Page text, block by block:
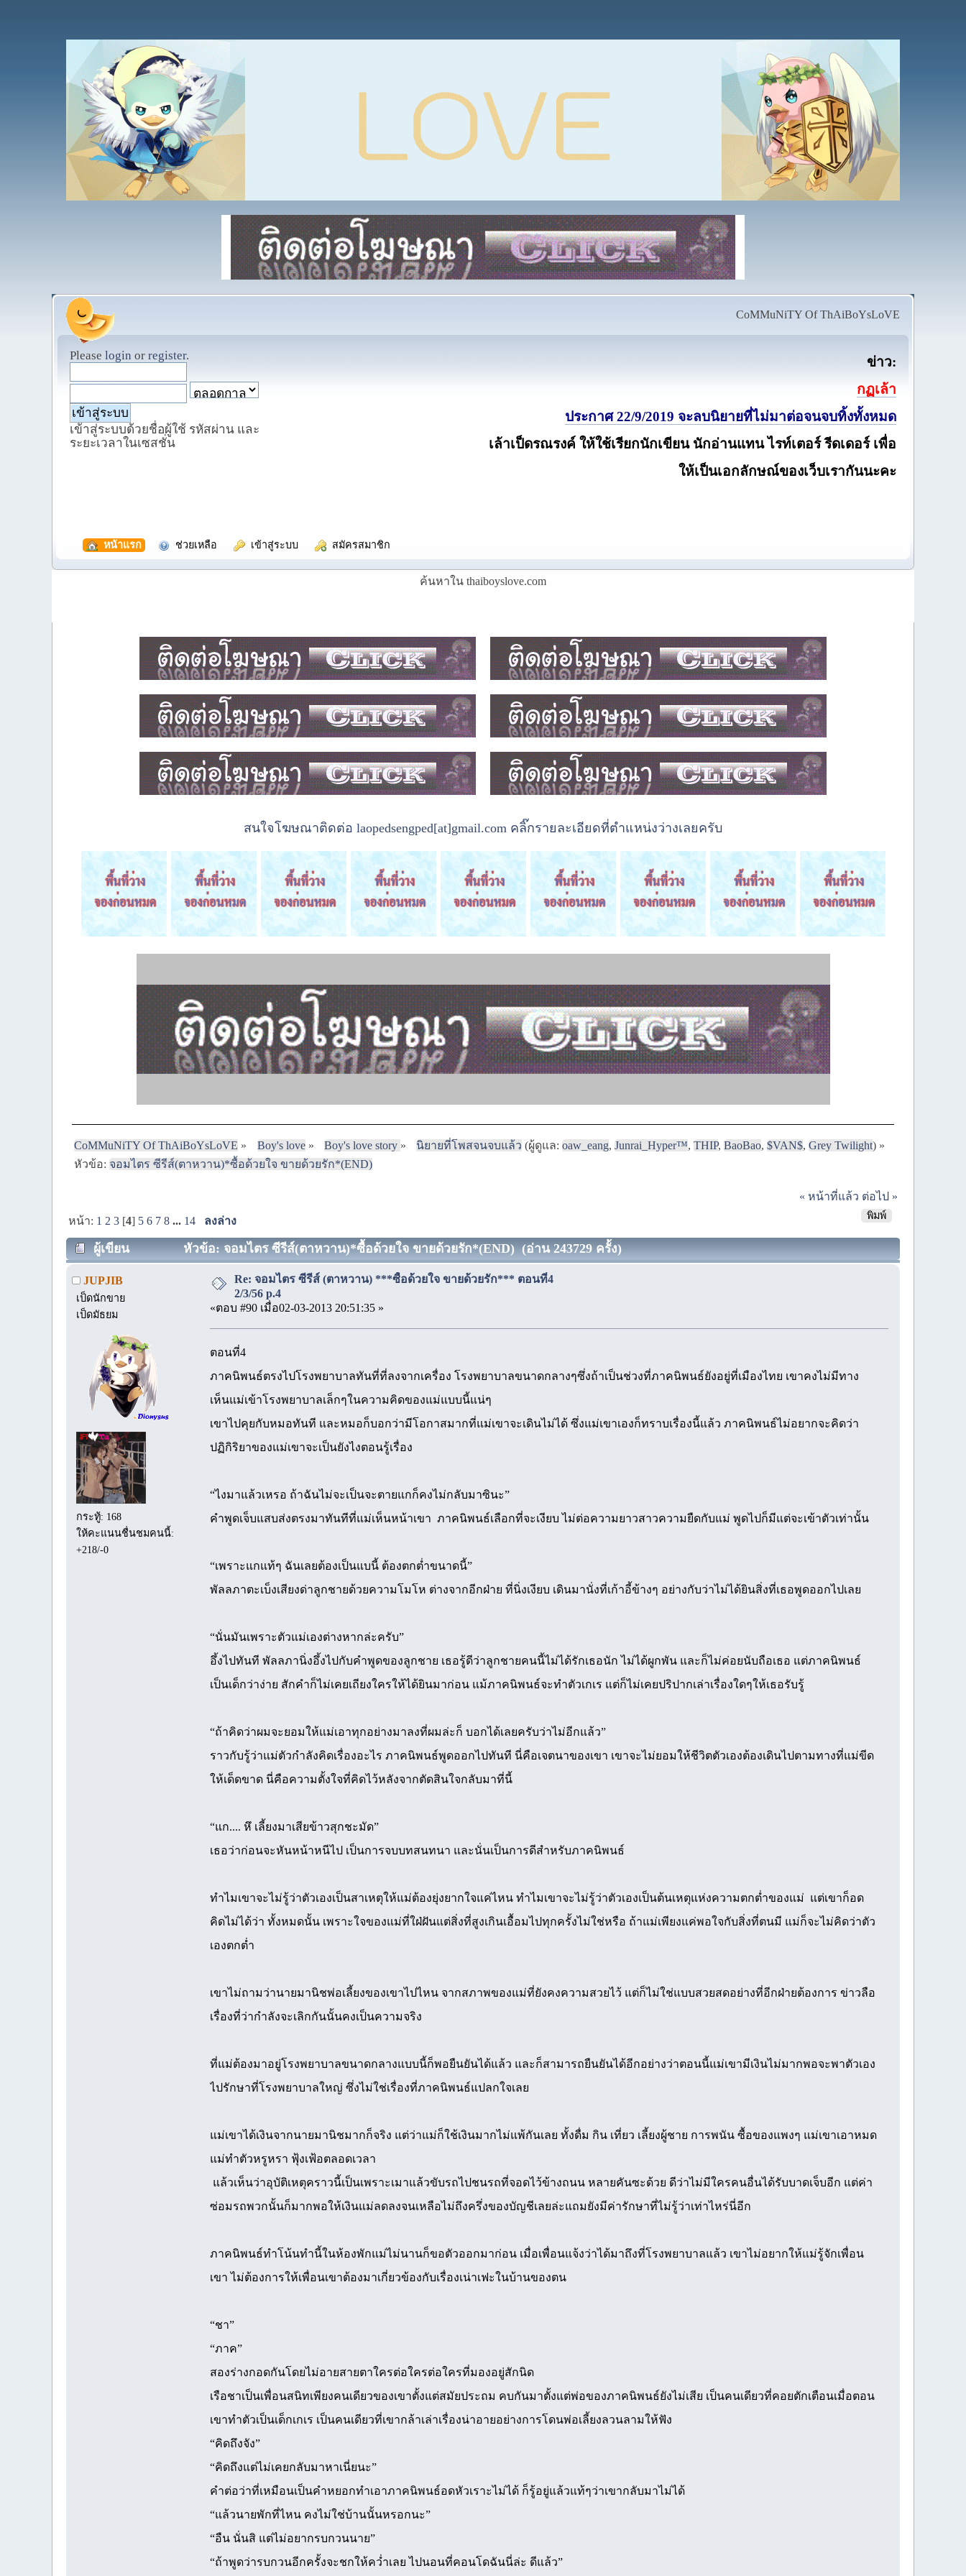
CoMMuNiTY Of ThAiBoYsLoVE
Please login or register.
เข้าสู่ระบบด้วยชื่อผู้ใช้ รหัสผ่าน และ
ระยะเวลาในเซสชั่น
ข่าว:
กฏเล้า
ประกาศ 22/9/2019 จะลบนิยายที่ไม่มาต่อจนจบทิ้งทั้งหมด
เล้าเป็ดรณรงค์ ให้ใช้เรียกนักเขียน นักอ่านแทน ไรท์เตอร์ รีดเดอร์ เพื่อ
ให้เป็นเอกลักษณ์ของเว็บเรากันนะคะ
หน้าแรก ช่วยเหลือ เข้าสู่ระบบ สมัครสมาชิก
ค้นหาใน thaiboyslove.com
สนใจโฆษณาติดต่อ laopedsengped[at]gmail.com คลิ๊กรายละเอียดที่ตำแหน่งว่างเลยครับ
CoMMuNiTY Of ThAiBoYsLoVE » Boy's love» Boy's love story » นิยายที่โพสจนจบแล้ว (ผู้ดูแล:oaw_eang,Junrai_Hyper™,THIP,BaoBao,$VAN$,Grey Twilight) »
หัวข้อ:จอมไตร ซีรีส์(ตาหวาน)*ซื้อด้วยใจ ขายด้วยรัก*(END)
« หน้าที่แล้ว ต่อไป »
พิมพ์
หน้า: 1 2 3 [4] 5 6 7 8 ... 14 ลงล่าง
ผู้เขียน หัวข้อ: จอมไตร ซีรีส์(ตาหวาน)*ซื้อด้วยใจ ขายด้วยรัก*(END) (อ่าน 243729 ครั้ง)
JUPJIB
เป็ดนักขาย
เป็ดมัธยม
กระทู้: 168
ให้คะแนนชื่นชมคนนี้:
+218/-0
Re: จอมไตร ซีรีส์ (ตาหวาน) ***ซื้อด้วยใจ ขายด้วยรัก*** ตอนที่4
2/3/56 p.4
«ตอบ #90 เมื่อ02-03-2013 20:51:35 »
ตอนที่4
ภาคนิพนธ์ตรงไปโรงพยาบาลทันที่ที่ลงจากเครื่อง โรงพยาบาลขนาดกลางๆซึ่งถ้าเป็นช่วงที่ภาคนิพนธ์ยังอยู่ที่เมืองไทย เขาคงไม่มีทาง
เห็นแม่เข้าโรงพยาบาลเล็กๆในความคิดของแม่แบบนี้แน่ๆ
เขาไปคุยกับหมอทันที และหมอก็บอกว่ามีโอกาสมากที่แม่เขาจะเดินไม่ได้ ซึ่งแม่เขาเองก็ทราบเรื่องนี้แล้ว ภาคนิพนธ์ไม่อยากจะคิดว่า
ปฏิกิริยาของแม่เขาจะเป็นยังไงตอนรู้เรื่อง
“ไงมาแล้วเหรอ ถ้าฉันไม่จะเป็นจะตายแกก็คงไม่กลับมาซินะ”
คำพูดเจ็บแสบส่งตรงมาทันทีที่แม่เห็นหน้าเขา ภาคนิพนธ์เลือกที่จะเงียบ ไม่ต่อความยาวสาวความยืดกับแม่ พูดไปก็มีแต่จะเข้าตัวเท่านั้น
“เพราะแกแท้ๆ ฉันเลยต้องเป็นแบนี้ ต้องตกต่ำขนาดนี้”
พัลลภาตะเบ็งเสียงด่าลูกชายด้วยความโมโห ต่างจากอีกฝ่าย ที่นิ่งเงียบ เดินมานั่งที่เก้าอี้ข้างๆ อย่างกับว่าไม่ได้ยินสิ่งที่เธอพูดออกไปเลย
“นั่นมันเพราะตัวแม่เองต่างหากล่ะครับ”
อึ้งไปทันที พัลลภานิ่งอึ้งไปกับคำพูดของลูกชาย เธอรู้ดีว่าลูกชายคนนี้ไม่ได้รักเธอนัก ไม่ได้ผูกพัน และก็ไม่ค่อยนับถือเธอ แต่ภาคนิพนธ์
เป็นเด็กว่าง่าย สักคำก็ไม่เคยเถียงใครให้ได้ยินมาก่อน แม้ภาคนิพนธ์จะทำตัวเกเร แต่ก็ไม่เคยปริปากเล่าเรื่องใดๆให้เธอรับรู้
“ถ้าคิดว่าผมจะยอมให้แม่เอาทุกอย่างมาลงที่ผมล่ะก็ บอกได้เลยครับว่าไม่อีกแล้ว”
ราวกับรู้ว่าแม่ตัวกำลังคิดเรื่องอะไร ภาคนิพนธ์พูดออกไปทันที นี่คือเจตนาของเขา เขาจะไม่ยอมให้ชีวิตตัวเองต้องเดินไปตามทางที่แม่ขีด
ให้เด็ดขาด นี่คือความตั้งใจที่คิดไว้หลังจากตัดสินใจกลับมาที่นี้
“แก.... หึ เลี้ยงมาเสียข้าวสุกชะมัด”
เธอว่าก่อนจะหันหน้าหนีไป เป็นการจบบทสนทนา และนั่นเป็นการดีสำหรับภาคนิพนธ์
ทำไมเขาจะไม่รู้ว่าตัวเองเป็นสาเหตุให้แม่ต้องยุ่งยากใจแค่ไหน ทำไมเขาจะไม่รู้ว่าตัวเองเป็นต้นเหตุแห่งความตกต่ำของแม่ แต่เขาก็อด
คิดไม่ได้ว่า ทั้งหมดนั้น เพราะใจของแม่ที่ใฝ่ฝันแต่สิ่งที่สูงเกินเอื้อมไปทุกครั้งไม่ใช่หรือ ถ้าแม่เพียงแค่พอใจกับสิ่งที่ตนมี แม่ก็จะไม่คิดว่าตัว
เองตกต่ำ
เขาไม่ถามว่านายมานิชพ่อเลี้ยงของเขาไปไหน จากสภาพของแม่ที่ยังคงความสวยไว้ แต่ก็ไม่ใช่แบบสวยสดอย่างที่อีกฝ่ายต้องการ ข่าวลือ
เรื่องที่ว่ากำลังจะเลิกกันนั้นคงเป็นความจริง
ที่แม่ต้องมาอยู่โรงพยาบาลขนาดกลางแบบนี้ก็พอยืนยันได้แล้ว และก็สามารถยืนยันได้อีกอย่างว่าตอนนี้แม่เขามีเงินไม่มากพอจะพาตัวเอง
ไปรักษาที่โรงพยาบาลใหญ่ ซึ่งไม่ใช่เรื่องที่ภาคนิพนธ์แปลกใจเลย
แม่เขาได้เงินจากนายมานิชมากก็จริง แต่ว่าแม่ก็ใช้เงินมากไม่แพ้กันเลย ทั้งดื่ม กิน เที่ยว เลี้ยงผู้ชาย การพนัน ซื้อของแพงๆ แม่เขาเอาหมด
แม่ทำตัวหรูหรา ฟุ้งเฟ้อตลอดเวลา
แล้วเห็นว่าอุบัติเหตุคราวนี้เป็นเพราะเมาแล้วขับรถไปชนรถที่จอดไว้ข้างถนน หลายคันซะด้วย ดีว่าไม่มีใครคนอื่นได้รับบาดเจ็บอีก แต่ค่า
ซ่อมรถพวกนั้นก็มากพอให้เงินแม่ลดลงจนเหลือไม่ถึงครึ่งของบัญชีเลยล่ะแถมยังมีค่ารักษาที่ไม่รู้ว่าเท่าไหร่นี่อีก
ภาคนิพนธ์ทำโน้นทำนี้ในห้องพักแม่ไม่นานก็ขอตัวออกมาก่อน เมื่อเพื่อนแจ้งว่าได้มาถึงที่โรงพยาบาลแล้ว เขาไม่อยากให้แม่รู้จักเพื่อน
เขา ไม่ต้องการให้เพื่อนเขาต้องมาเกี่ยวข้องกับเรื่องเน่าเฟะในบ้านของตน
“ชา”
“ภาค”
สองร่างกอดกันโดยไม่อายสายตาใครต่อใครต่อใครที่มองอยู่สักนิด
เรือชาเป็นเพื่อนสนิทเพียงคนเดียวของเขาตั้งแต่สมัยประถม คบกันมาตั้งแต่พ่อของภาคนิพนธ์ยังไม่เสีย เป็นคนเดียวที่คอยตักเตือนเมื่อตอน
เขาทำตัวเป็นเด็กเกเร เป็นคนเดียวที่เขากล้าเล่าเรื่องน่าอายอย่างการโดนพ่อเลี้ยงลวนลามให้ฟัง
“คิดถึงจัง”
“คิดถึงแต่ไม่เคยกลับมาหาเนี่ยนะ”
คำต่อว่าที่เหมือนเป็นคำหยอกทำเอาภาคนิพนธ์อดหัวเราะไม่ได้ ก็รู้อยู่แล้วแท้ๆว่าเขากลับมาไม่ได้
“แล้วนายพักที่ไหน คงไม่ใช่บ้านนั้นหรอกนะ”
“อืน นั่นสิ แต่ไม่อยากรบกวนนาย”
“ถ้าพูดว่ารบกวนอีกครั้งจะชกให้คว่ำเลย ไปนอนที่คอนโดฉันนี่ล่ะ ดีแล้ว”